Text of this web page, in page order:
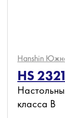
Hanshin
HS
класса B